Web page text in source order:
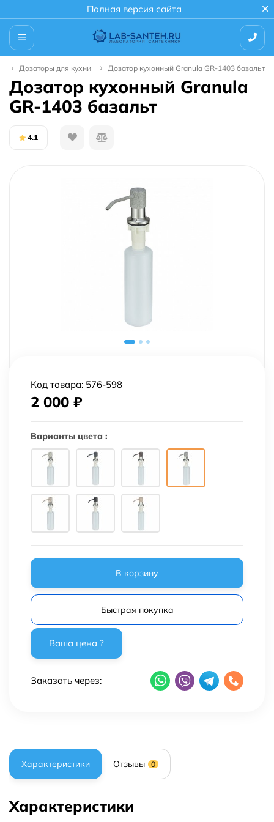
Полная версия сайта
Дозаторы для кухни Дозатор кухонный Granula GR-1403 базальт
Дозатор кухонный Granula
GR-1403 базальт
4.1
Код товара: 576-598
2 000 ₽
Варианты цвета :
В корзину
Быстрая покупка
Заказать через:
Характеристики Отзывы 0
Характеристики